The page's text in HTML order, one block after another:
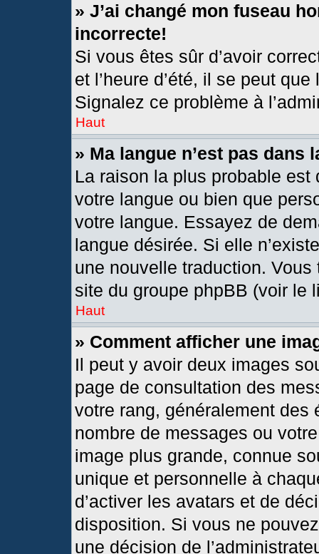
» J’ai changé mon fuseau
incorrecte!
Si vous êtes sûr d’avoir
et l’heure d’été, il se peut
Signalez ce problème à
Haut
» Ma langue n’est pas dans
La raison la plus probable est
votre langue ou bien que
votre langue. Essayez de
langue désirée. Si elle
une nouvelle traduction.
site du groupe phpBB (voir le
Haut
» Comment afficher une
Il peut y avoir deux images
page de consultation des
votre rang, généralement
nombre de messages ou
image plus grande, connue
unique et personnelle à
d’activer les avatars et de
disposition. Si vous ne
une décision de